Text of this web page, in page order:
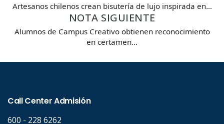
Artesanos chilenos crean bisutería de lujo inspirada en…
NOTA SIGUIENTE
Alumnos de Campus Creativo obtienen reconocimiento
en certamen…